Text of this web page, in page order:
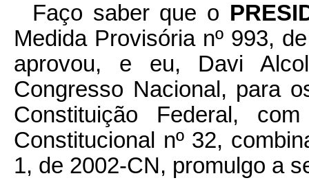
Faço saber que o
Medida Provisória nº 993,
aprovou, e eu, Davi
Congresso Nacional, para
Constituição Federal,
Constitucional nº 32,
1, de 2002-CN, promulgo a